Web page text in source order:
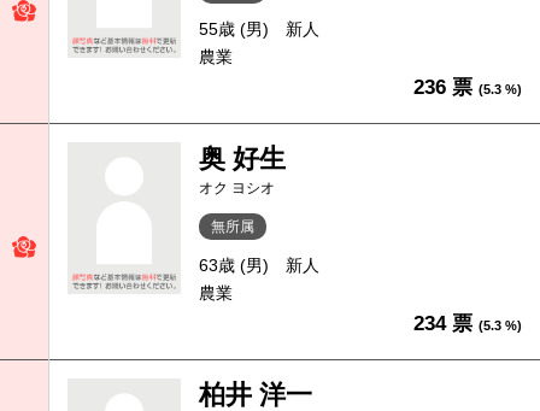
55歳 (男)
新人
農業
236 票 (5.3 %)
奥 好生
オク ヨシオ
無所属
63歳 (男)
新人
農業
234 票 (5.3 %)
柏井 洋一